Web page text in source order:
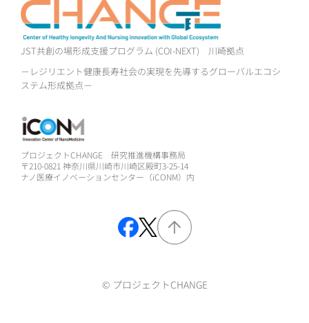
JST共創の場形成支援プログラム (COI-NEXT) 川崎拠点
－レジリエント健康長寿社会の実現を先導するグローバルエコシ
ステム形成拠点－
プロジェクトCHANGE 研究推進機構事務局
〒210-0821 神奈川県川崎市川崎区殿町3-25-14
ナノ医療イノベーションセンター（iCONM）内
© プロジェクトCHANGE